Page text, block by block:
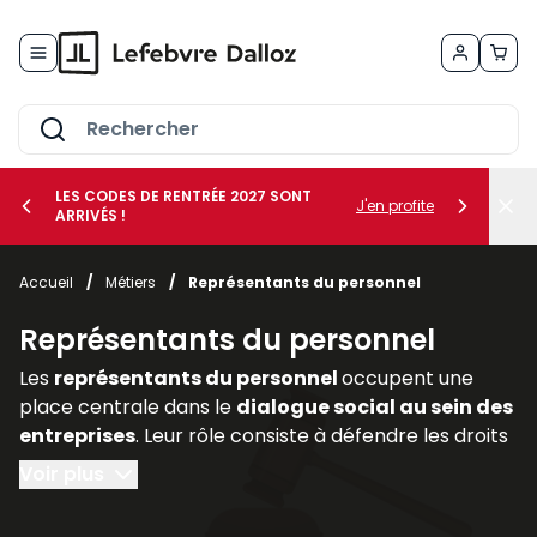
le sous-menu Vos métiers
le sous-menu Vos besoins
LES CODES DE RENTRÉE 2027 SONT
ARRIVÉS !
J'en profite
Accueil / Métiers / Représentants du personnel
Représentants du personnel
Les représentants du personneloccupent une
place centrale dans le dialogue social au sein des
entreprises. Leur rôle consiste à défendre les droits
et intérêts des salariés, à relayer leurs
préoccupations auprès de la direction et à